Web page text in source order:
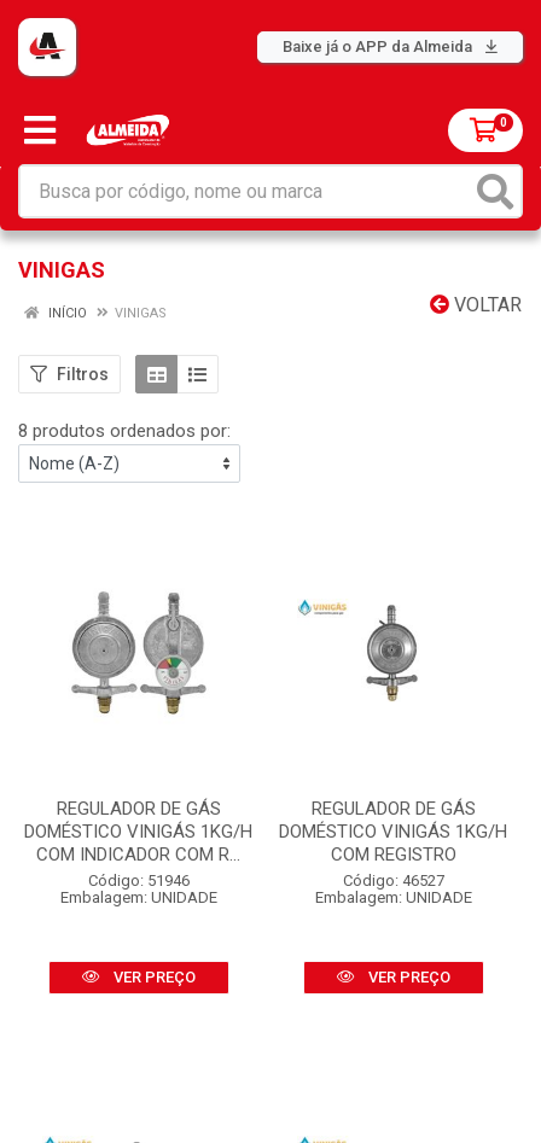
Baixe já o APP da Almeida
0
VINIGAS
VOLTAR
INÍCIO VINIGAS
Filtros
8 produtos ordenados por:
REGULADOR DE GÁS
DOMÉSTICO VINIGÁS 1KG/H
COM INDICADOR COM R...
Código: 51946
Embalagem: UNIDADE
VER PREÇO
REGULADOR DE GÁS
DOMÉSTICO VINIGÁS 1KG/H
COM REGISTRO
Código: 46527
Embalagem: UNIDADE
VER PREÇO